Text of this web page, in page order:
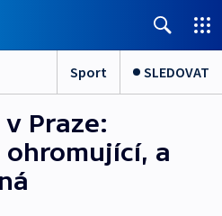
Sport SLEDOVAT
Praze:
a